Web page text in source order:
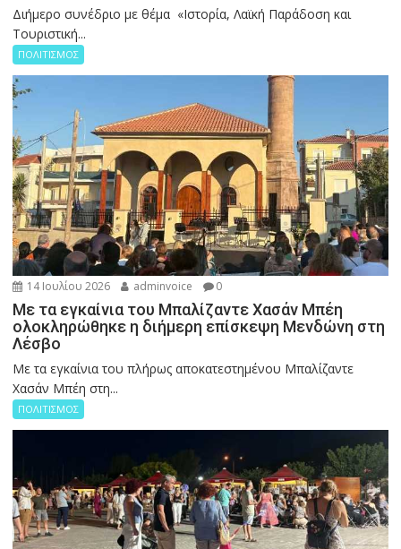
Διήμερο συνέδριο με θέμα «Ιστορία, Λαϊκή Παράδοση και
Τουριστική...
ΠΟΛΙΤΙΣΜΟΣ
14 Ιουλίου 2026 adminvoice 0
Με τα εγκαίνια του Μπαλίζαντε Χασάν Μπέη
ολοκληρώθηκε η διήμερη επίσκεψη Μενδώνη στη
Λέσβο
Με τα εγκαίνια του πλήρως αποκατεστημένου Μπαλίζαντε
Χασάν Μπέη στη...
ΠΟΛΙΤΙΣΜΟΣ